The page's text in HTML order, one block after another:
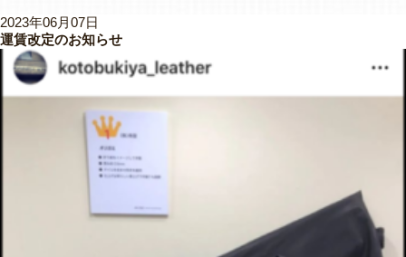
2023年06月07日
運賃改定のお知らせ